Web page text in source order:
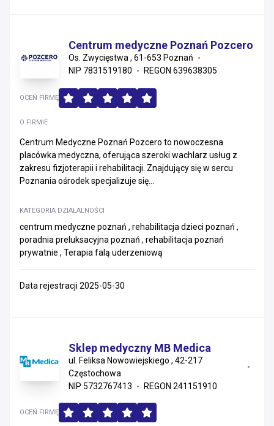
Centrum medyczne Poznań Pozcero
Os. Zwycięstwa , 61-653 Poznań
NIP 7831519180
REGON 639638305
O FIRMIE
Centrum Medyczne Poznań Pozcero to nowoczesna
placówka medyczna, oferująca szeroki wachlarz usług z
zakresu fizjoterapii i rehabilitacji. Znajdujący się w sercu
Poznania ośrodek specjalizuje się...
KATEGORIA DZIAŁALNOŚCI
centrum medyczne poznań , rehabilitacja dzieci poznań ,
poradnia preluksacyjna poznań , rehabilitacja poznań
prywatnie , Terapia falą uderzeniową
OCEŃ FIRMĘ
Data rejestracji 2025-05-30
Sklep medyczny MB Medica
ul. Feliksa Nowowiejskiego , 42-217
Częstochowa
NIP 5732767413
REGON 241151910
OCEŃ FIRMĘ